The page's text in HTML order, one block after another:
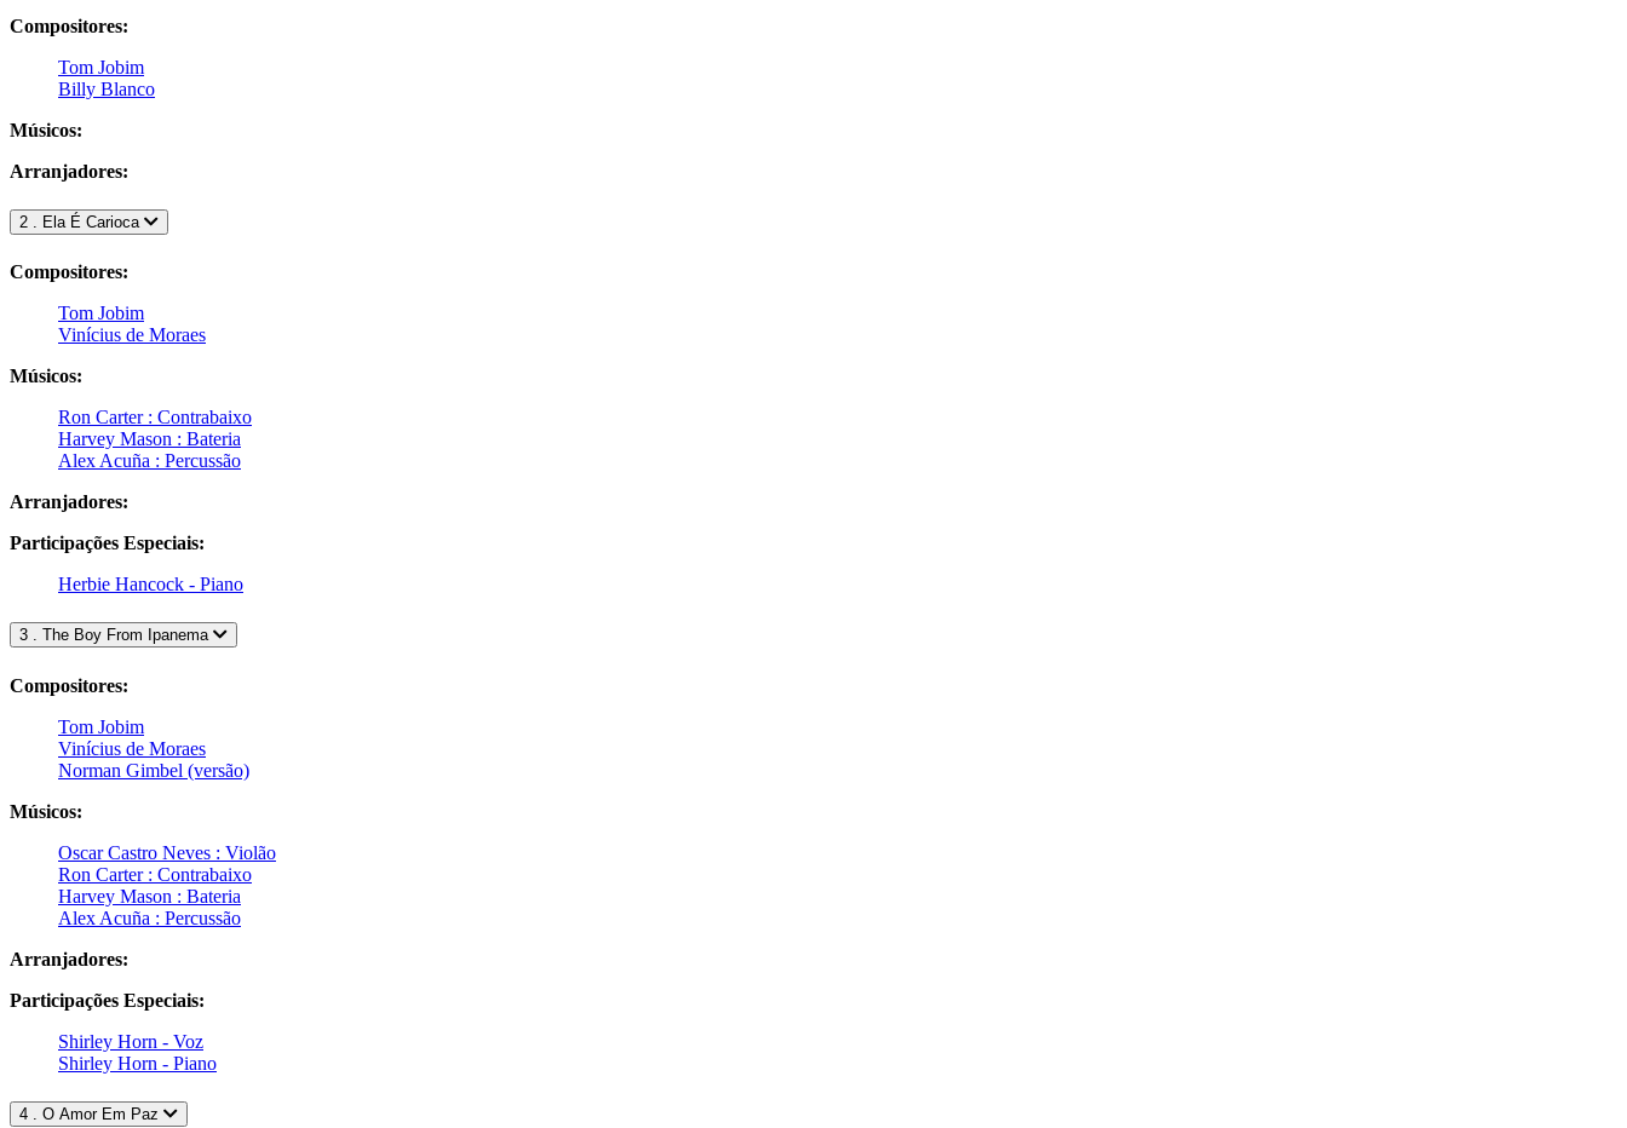
Compositores:
Tom Jobim
Billy Blanco
Músicos:
Arranjadores:
2 . Ela É Carioca
Compositores:
Tom Jobim
Vinícius de Moraes
Músicos:
Ron Carter : Contrabaixo
Harvey Mason : Bateria
Alex Acuña : Percussão
Arranjadores:
Participações Especiais:
Herbie Hancock - Piano
3 . The Boy From Ipanema
Compositores:
Tom Jobim
Vinícius de Moraes
Norman Gimbel (versão)
Músicos:
Oscar Castro Neves : Violão
Ron Carter : Contrabaixo
Harvey Mason : Bateria
Alex Acuña : Percussão
Arranjadores:
Participações Especiais:
Shirley Horn - Voz
Shirley Horn - Piano
4 . O Amor Em Paz